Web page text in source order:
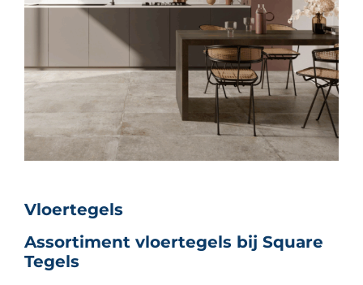
Vloertegels
Assortiment vloertegels bij Square
Tegels